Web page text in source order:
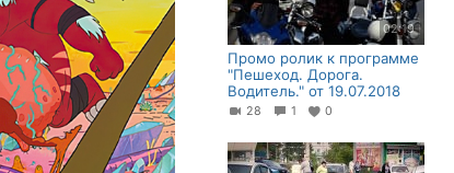
02:19
Промо ролик к программе
"Пешеход. Дорога.
Водитель." от 19.07.2018
28 1 0